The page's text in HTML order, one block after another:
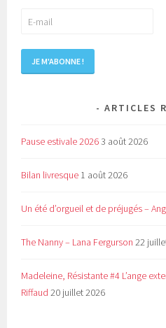
ARTICLES
Pause estivale 20263 août 2026
Bilan livresque 1 août 2026
Un été d’orgueil et de préjugés –
The Nanny – Lana Fergurson 22
Madeleine, Résistante #4 L’ange
Riffaud 20 juillet 2026